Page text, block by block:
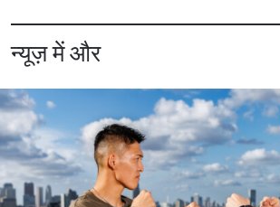
न्यूज़ में और
By submitting this form, you are
collection, use and disclosure of
under ourPrivacy Policy. You may
these communications at any